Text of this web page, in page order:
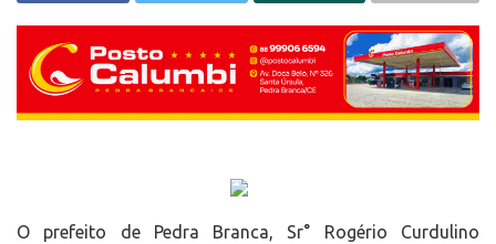
O prefeito de Pedra Branca, Sr° Rogério Curdulino